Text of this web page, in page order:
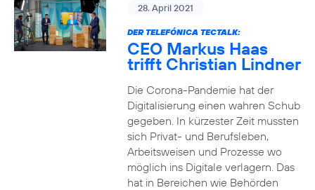
28. April 2021
DER TELEFÓNICA TECTALK:
CEO Markus Haas
trifft Christian Lindner
Die Corona-Pandemie hat der
Digitalisierung einen wahren Schub
gegeben. In kürzester Zeit mussten
sich Privat- und Berufsleben,
Arbeitsweisen und Prozesse wo
möglich ins Digitale verlagern. Das
hat in Bereichen wie Behörden